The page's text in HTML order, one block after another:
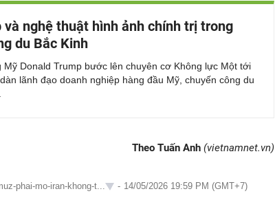
và nghệ thuật hình ảnh chính trị trong
du Bắc Kinh
Mỹ Donald Trump bước lên chuyên cơ Không lực Một tới
lãnh đạo doanh nghiệp hàng đầu Mỹ, chuyến công du
Theo Tuấn Anh (vietnamnet.vn)
phai-mo-iran-khong-t... - 14/05/2026 19:59 PM (GMT+7)